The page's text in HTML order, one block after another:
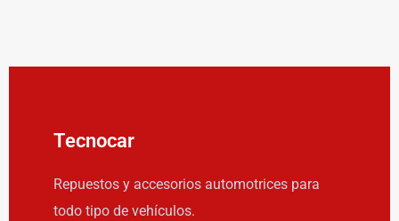
Tecnocar
Repuestos y accesorios automotrices para
todo tipo de vehículos.